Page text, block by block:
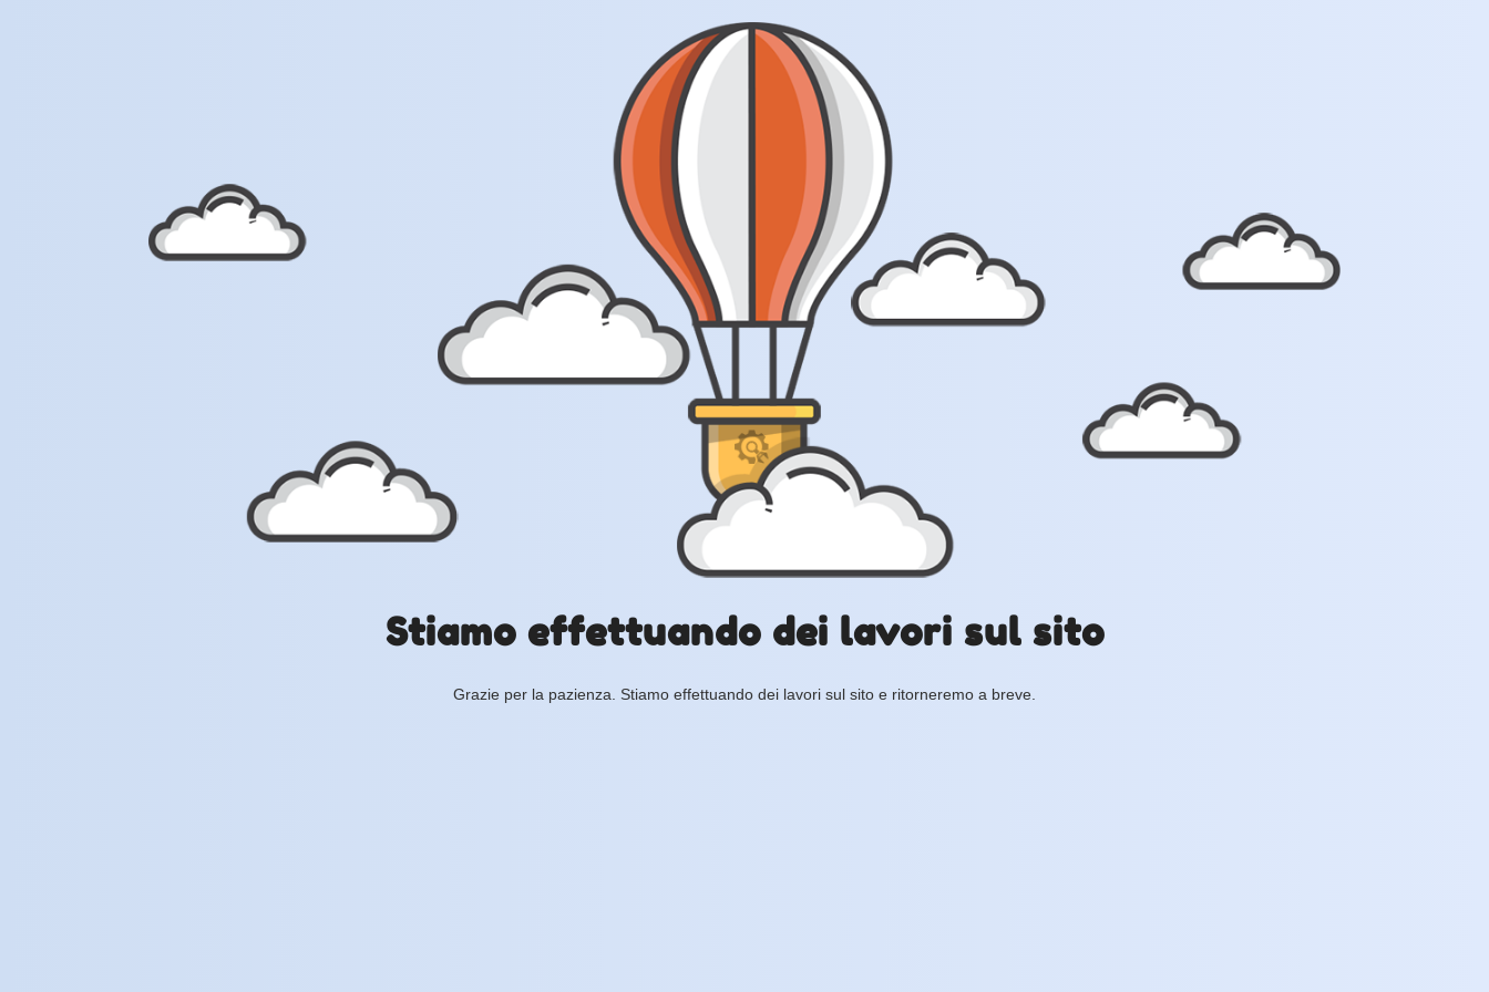
Stiamo effettuando dei lavori sul sito
Grazie per la pazienza. Stiamo effettuando dei lavori sul sito e ritorneremo a breve.